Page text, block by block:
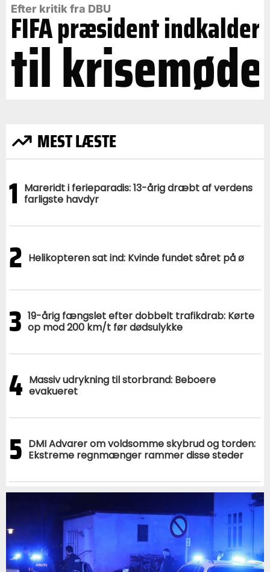
Efter kritik fra DBU
FIFA præsident indkalder
til krisemøde
MEST LÆSTE
1 Mareridt i ferieparadis: 13-årig dræbt af verdens
farligste havdyr
2 Helikopteren sat ind: Kvinde fundet såret på ø
3 19-årig fængslet efter dobbelt trafikdrab: Kørte
op mod 200 km/t før dødsulykke
4 Massiv udrykning til storbrand: Beboere
evakueret
5 DMI Advarer om voldsomme skybrud og torden:
Ekstreme regnmænger rammer disse steder